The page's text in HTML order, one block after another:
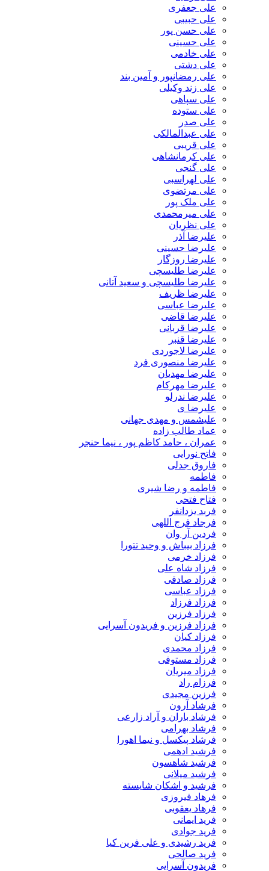
علی جعفری
علی حبیبی
علی حسن پور
علی حسینی
علی خادمی
علی دشتی
علی رمضانپور و آمین بند
علی زند وکیلی
علی سپاهی
علی ستوده
علی صدر
علی عبدالمالکی
علی قریبی
علی کرمانشاهی
علی گنجی
علی لهراسبی
علی مرتضوی
علی ملک پور
علی میرمحمدی
علی نظریان
علیرضا آذر
علیرضا حسینی
علیرضا روزگار
علیرضا طلیسچی
علیرضا طلیسچی و سعید آتانی
علیرضا ظریف
علیرضا عباسی
علیرضا قاضی
علیرضا قربانی
علیرضا قنبر
علیرضا لاجوردی
علیرضا منصوری فرد
علیرضا مهدیان
علیرضا مهرکام
علیرضا ندرلو
علیرضا ی
علیشمس و مهدی جهانی
عماد طالب زاده
عمران ، حامد کاظم پور ، نیما حنجر
فاتح نورایی
فاروق جدلی
فاطمه
فاطمه و رضا شیری
فتاح فتحی
فربد یزدانفر
فرجاد فرج اللهی
فردین آر وان
فرزاد بیباش و وحید تتورا
فرزاد خرمی
فرزاد شاه علی
فرزاد صادقی
فرزاد عباسی
فرزاد فرزاد
فرزاد فرزین
فرزاد فرزین و فریدون آسرایی
فرزاد کیان
فرزاد محمدی
فرزاد مستوفی
فرزاد میریان
فرزام راد
فرزین مجیدی
فرشاد آرون
فرشاد باران و آراد زارعی
فرشاد بهرامی
فرشاد پیکسل و نیما اهورا
فرشید ادهمی
فرشید شاهسون
فرشید میلانی
فرشید و اشکان شایسته
فرهاد فیروزی
فرهاد یعقوبی
فرید ایمانی
فرید جوادی
فرید رشیدی و علی فرین کیا
فرید صالحی
فریدون آسرایی